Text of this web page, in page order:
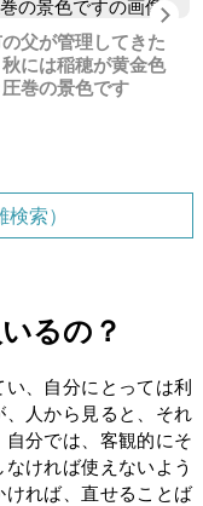
父が管理してきた
には稲穂が黄金色
巻の景色です
索）
るの？
、自分にとっては利
人から見ると、それ
分では、客観的にそ
ければ使えないよう
れば、直せることば